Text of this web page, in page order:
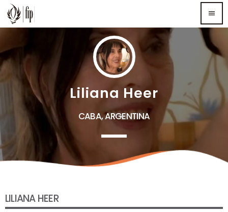
menu
TOP READING
Sorry, there is nothing for the moment.
MOST UPVOTEDLiliana Heer
CABA, ARGENTINA
LILIANA HEER